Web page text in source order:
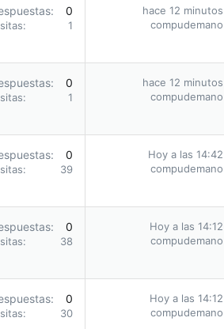
0
1
hace 12 minutos
compudemano
0
1
hace 12 minutos
compudemano
0
39
Hoy a las 14:42
compudemano
0
38
Hoy a las 14:12
compudemano
0
30
Hoy a las 14:12
compudemano